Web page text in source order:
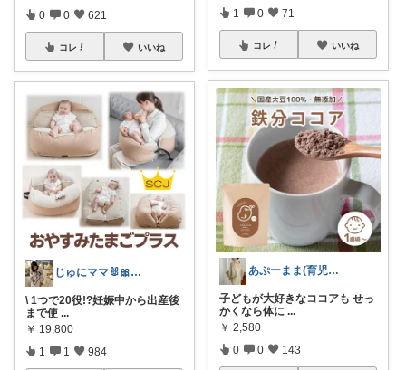
0 0 621
コレ いいね
じゅにママ🐰🎀2yboyワーママ
\ 1つで20役!?妊娠中から出産後
まで使 ...
￥ 19,800
1 1 984
1 0 71
コレ いいね
あぷーまま(育児グッズ×ママグッズ)
子どもが大好きなココアも せっ
かくなら体に ...
￥ 2,580
0 0 143